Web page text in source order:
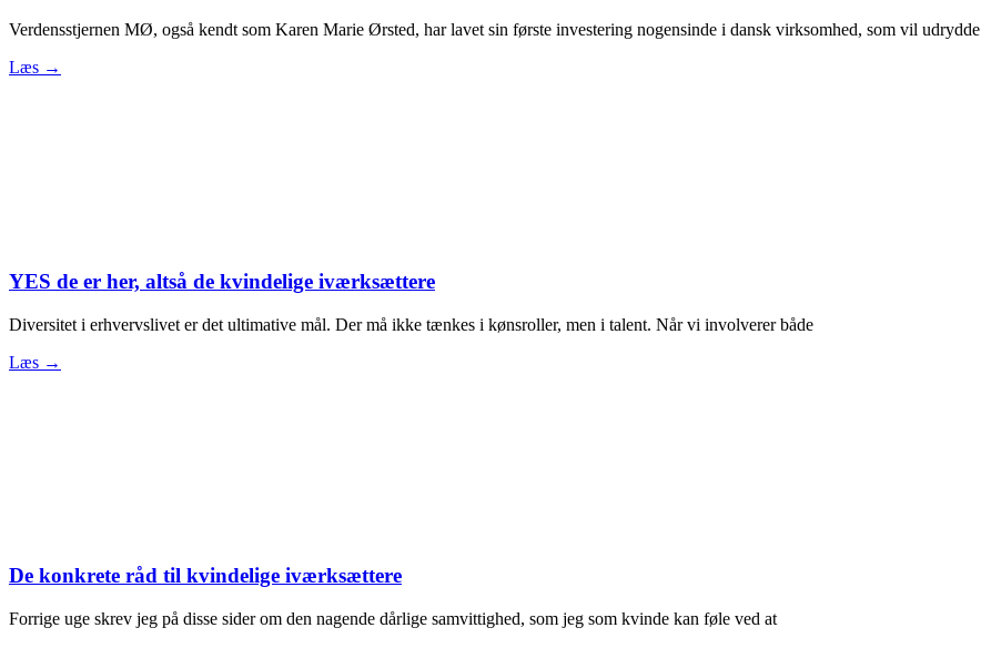
Verdensstjernen MØ, også kendt som Karen Marie Ørsted, har lavet sin første investering nogensinde i dansk virksomhed, som vil udrydde
Læs →
YES de er her, altså de kvindelige iværksættere
Diversitet i erhvervslivet er det ultimative mål. Der må ikke tænkes i kønsroller, men i talent. Når vi involverer både
Læs →
De konkrete råd til kvindelige iværksættere
Forrige uge skrev jeg på disse sider om den nagende dårlige samvittighed, som jeg som kvinde kan føle ved at